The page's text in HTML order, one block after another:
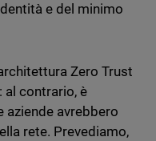
e del minimo
Zero Trust
al contrario, è
avrebbero
rete. Prevediamo,